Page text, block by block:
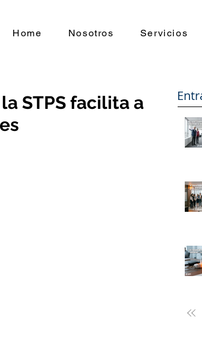
Home Nosotros Servicios
STPS facilita a